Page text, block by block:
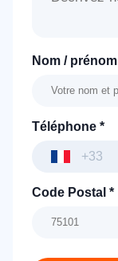
Nom / prénom
Téléphone *
+33
Code Postal *